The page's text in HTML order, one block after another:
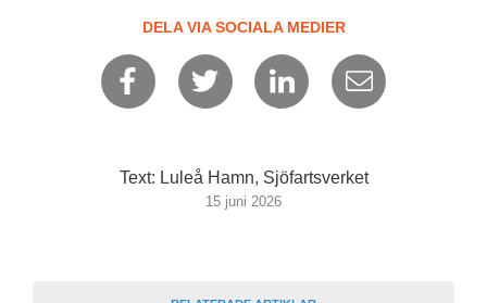
DELA VIA SOCIALA MEDIER
Text: Luleå Hamn, Sjöfartsverket
15 juni 2026